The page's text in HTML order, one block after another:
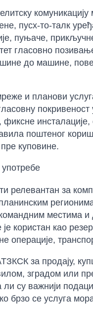
пусх-то-талк
пуњаче,
гласовно
до машине,
и планови
поштеног
куповине.
употребе
за
местима и
користан као
операције,
за продају,
зградом или
ли су важнији
брзо се услуга